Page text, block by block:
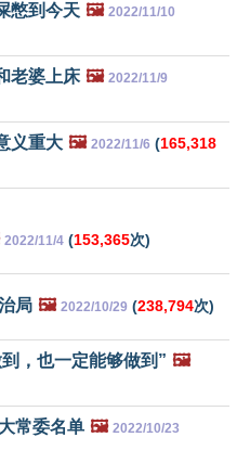
憋到今天 🖼️ 2022/11/10
老婆上床 🖼️ 2022/11/9
义重大 🖼️ 2022/11/6 (165,318
2022/11/4 (153,365次)
局 🖼️ 2022/10/29 (238,794次)
，也一定能够做到” 🖼️
常委名单 🖼️ 2022/10/23